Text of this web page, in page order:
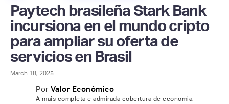
Paytech brasileña Stark Bank
incursiona en el mundo cripto
para ampliar su oferta de
servicios en Brasil
March 18, 2025
Por Valor Econômico
A mais completa e admirada cobertura de economia,